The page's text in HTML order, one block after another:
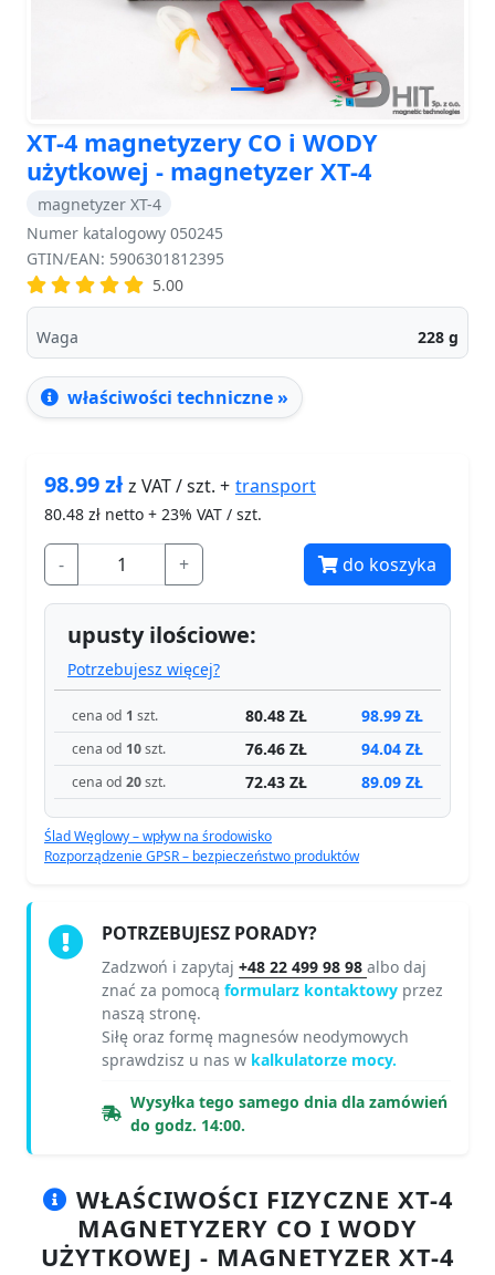
XT-4 magnetyzery CO i WODY
użytkowej - magnetyzer XT-4
magnetyzer XT-4
Numer katalogowy 050245
GTIN/EAN: 5906301812395
5.00
Waga 228 g
właściwości techniczne »
98.99złz VAT / szt. + transport
80.48 zł netto + 23% VAT / szt.
- + do koszyka
upusty ilościowe:
Potrzebujesz więcej?
cena od 1 szt. 80.48 ZŁ 98.99 ZŁ
cena od 10szt. 76.46 ZŁ 94.04 ZŁ
cena od 20szt. 72.43 ZŁ 89.09 ZŁ
Ślad Węglowy – wpływ na środowisko
Rozporządzenie GPSR – bezpieczeństwo produktów
POTRZEBUJESZ PORADY?
Zadzwoń i zapytaj +48 22 499 98 98 albo daj
znać za pomocą formularz kontaktowy przez
naszą stronę.
Siłę oraz formę magnesów neodymowych
sprawdzisz u nas w kalkulatorze mocy.
Wysyłka tego samego dnia dla zamówień
do godz. 14:00.
WŁAŚCIWOŚCI FIZYCZNE XT-4
MAGNETYZERY CO I WODY
UŻYTKOWEJ - MAGNETYZER XT-4